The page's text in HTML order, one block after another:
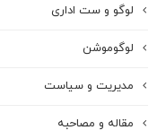
لوگو و ست اداری
لوگوموشن
مدیریت و سیاست
مقاله و مصاحبه